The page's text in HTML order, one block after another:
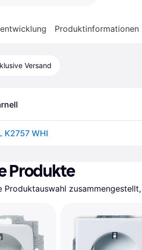
Produktinformationen
Versand
K2757 WHI
Produkte
Produktauswahl